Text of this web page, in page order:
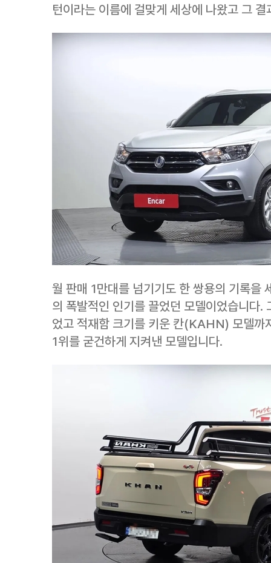
턴이라는 이름에 걸맞게 세상에 나왔고 그
월 판매 1만대를 넘기기도 한 쌍용의 기록을
의 폭발적인 인기를 끌었던 모델이었습니다.
었고 적재함 크기를 키운 칸(KAHN) 모델까
1위를 굳건하게 지켜낸 모델입니다.